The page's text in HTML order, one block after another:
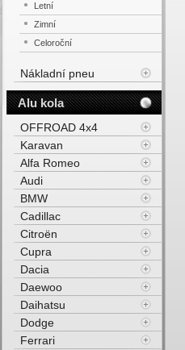
Letní
Zimní
Celoroční
Nákladní pneu
Alu kola
OFFROAD 4x4
Karavan
Alfa Romeo
Audi
BMW
Cadillac
Citroën
Cupra
Dacia
Daewoo
Daihatsu
Dodge
Ferrari